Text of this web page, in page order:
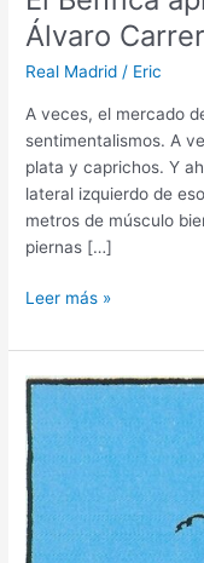
Álvaro
Real Madrid / Eric
A veces, el mercado
sentimentalismos. A
plata y caprichos. Y
lateral izquierdo de
metros de músculo
piernas […]
El
apreta
al
Real
Madrid
por
Álvaro
Carreras
Leer más »